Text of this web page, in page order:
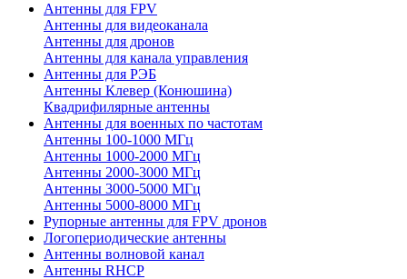
Антенны для FPV
Антенны для видеоканала
Антенны для дронов
Антенны для канала управления
Антенны для РЭБ
Антенны Клевер (Конюшина)
Квадрифилярные антенны
Антенны для военных по частотам
Антенны 100-1000 МГц
Антенны 1000-2000 МГц
Антенны 2000-3000 МГц
Антенны 3000-5000 МГц
Антенны 5000-8000 МГц
Рупорные антенны для FPV дронов
Логопериодические антенны
Антенны волновой канал
Антенны RHCP